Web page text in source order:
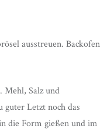
ausstreuen. Backofen
Mehl, Salz und
guter Letzt noch das
die Form gießen und im